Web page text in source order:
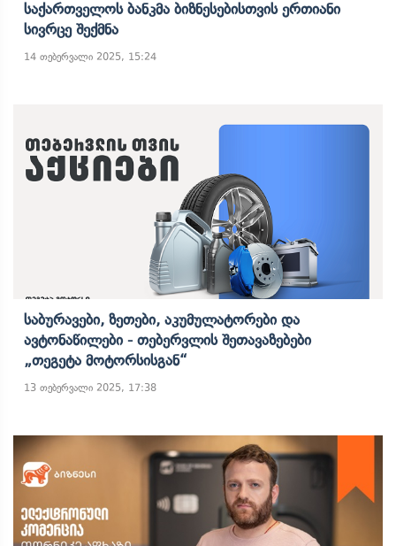
Საქართველოს Ბანკმა Ბიზნესებისთვის Ერთიანი
Სივრცე Შექმნა
14 თებერვალი 2025, 15:24
Საბურავები, Ზეთები, Აკუმულატორები Და
Ავტონაწილები - Თებერვლის Შეთავაზებები
„თეგეტა Მოტორსისგან“
13 თებერვალი 2025, 17:38